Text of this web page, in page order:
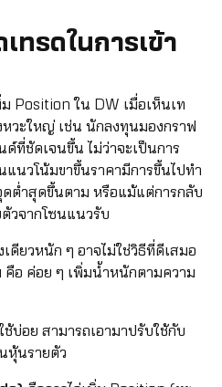
ทรดในการเข้า
Position ใน DW เมื่อเห็นเท
วะใหญ่ เช่น นักลงทุนมองกราฟ
ที่ชัดเจนขึ้น ไม่ว่าจะเป็นการ
นวโน้มขาขึ้นราคามีการขึ้นไปทำ
ต่ำสุดขึ้นตาม หรือแม้แต่การกลับ
วจากโซนแนวรับ
ดียวหนัก ๆ อาจไม่ใช่วิธีที่ดีเสมอ
คือ ค่อย ๆ เพิ่มน้ำหนักตามความ
บ่อย สามารถเอามาปรับใช้กับ
หุ้นรายตัว